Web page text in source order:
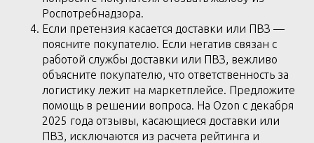
Роспотребнадзора.
Если претензия касается доставки или ПВЗ —
поясните покупателю. Если негатив связан с
работой службы доставки или ПВЗ, вежливо
объясните покупателю, что ответственность за
логистику лежит на маркетплейсе. Предложите
помощь в решении вопроса. На Ozon с декабря
2025 года отзывы, касающиеся доставки или
ПВЗ, исключаются из расчета рейтинга и